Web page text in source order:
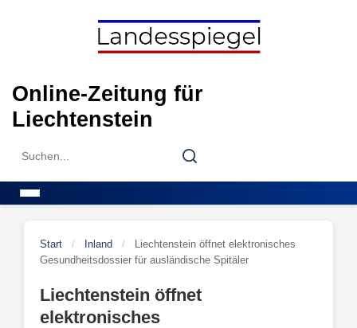
Online-Zeitung für
Liechtenstein
Search
Search
Start / Inland /
Liechtenstein öffnet elektronisches
Gesundheitsdossier für ausländische Spitäler
Liechtenstein öffnet
elektronisches